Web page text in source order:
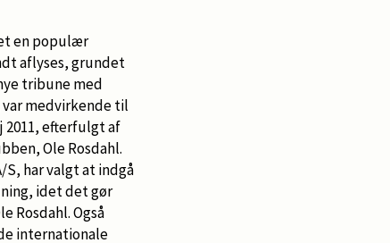
en populær
aflyses, grundet
tribune med
medvirkende til
2011, efterfulgt af
Ole Rosdahl.
har valgt at indgå
idet det gør
Også
internationale